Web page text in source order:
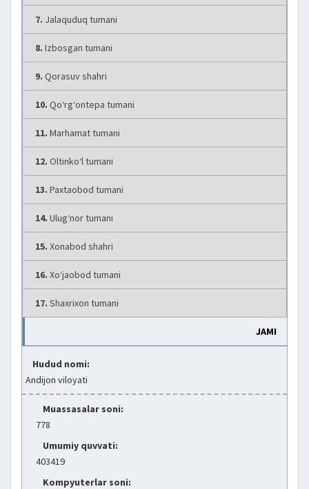
7. Jalaquduq tumani
8. Izbosgan tumani
9. Qorasuv shahri
10. Qo‘rg‘ontepa tumani
11. Marhamat tumani
12. Oltinko‘l tumani
13. Paxtaobod tumani
14. Ulug‘nor tumani
15. Xonabod shahri
16. Xo‘jaobod tumani
17. Shaxrixon tumani
JAMI
Hudud nomi:
Andijon viloyati
Muassasalar soni:
778
Umumiy quvvati:
403419
Kompyuterlar soni: